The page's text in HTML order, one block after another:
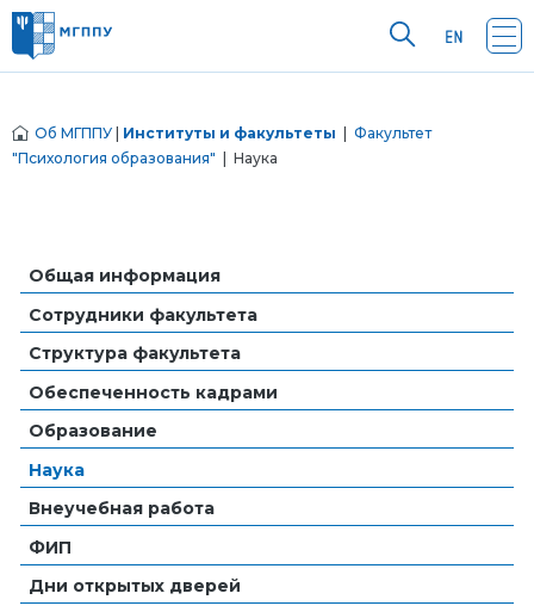
Об МГППУ Институты и факультеты
Факультет
"Психология образования" | Наука
Общая информация
Сотрудники факультета
Структура факультета
Обеспеченность кадрами
Образование
Наука
Внеучебная работа
ФИП
Дни открытых дверей